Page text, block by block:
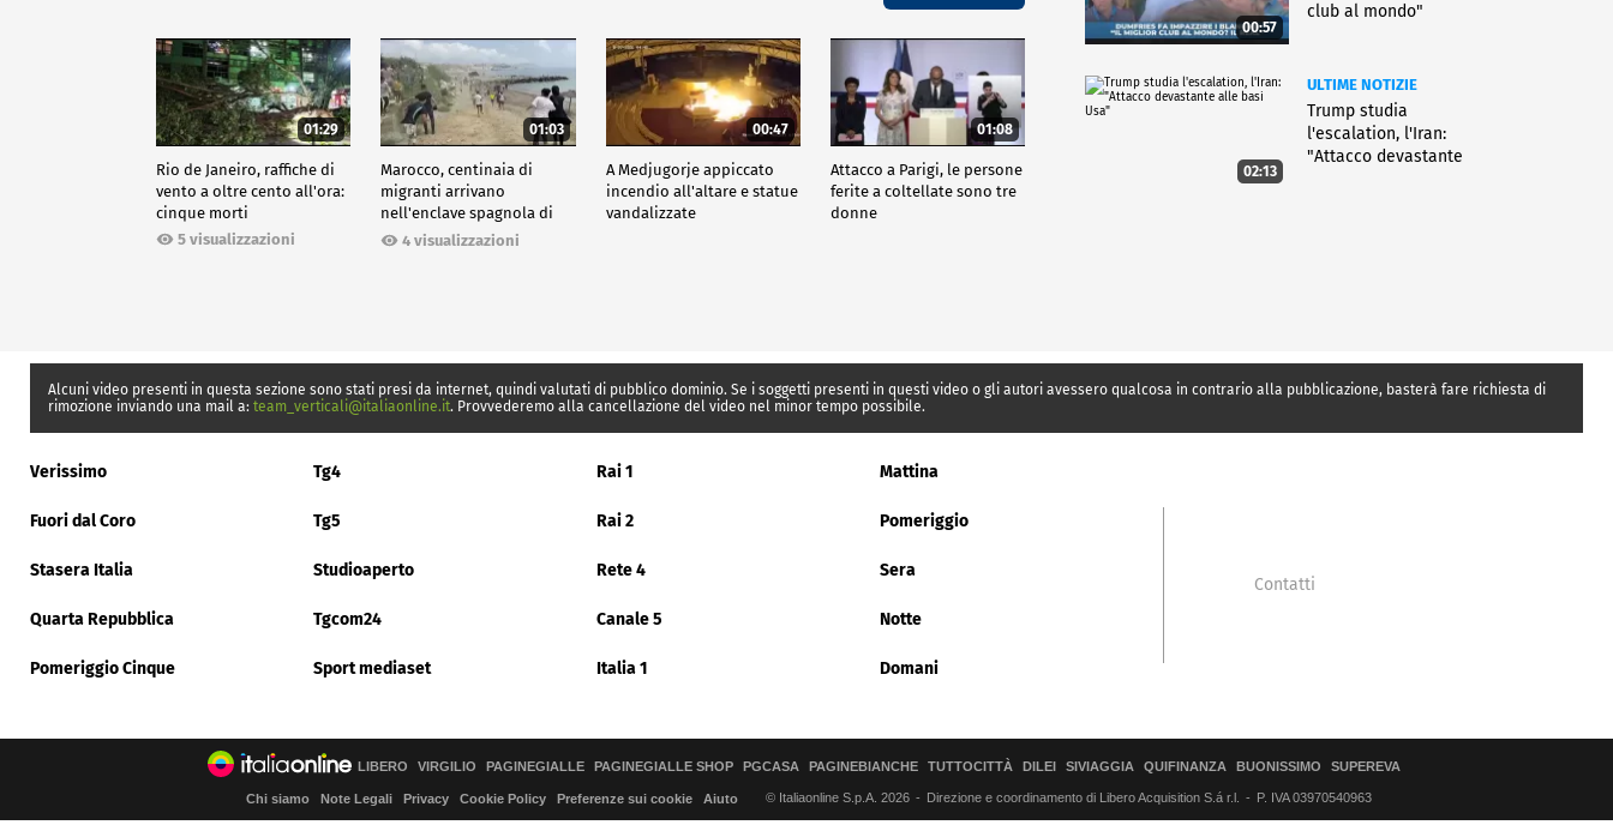
01:29
Rio de Janeiro, raffiche di
vento a oltre cento all'ora:
cinque morti
5 visualizzazioni
01:03
Marocco, centinaia di
migranti arrivano
nell'enclave spagnola di
Ceuta4 visualizzazioni
00:47
A Medjugorje appiccato
incendio all'altare e statue
vandalizzate
01:08
Attacco a Parigi, le persone
ferite a coltellate sono tre
donne
00:57
club al mondo"
02:13
ULTIME NOTIZIE
Trump studia
l'escalation, l'Iran:
"Attacco devastante
Alcuni video presenti in questa sezione sono stati presi da internet, quindi valutati di pubblico dominio. Se i soggetti presenti in questi video o gli autori avessero qualcosa in contrario alla pubblicazione, basterà fare richiesta di
rimozione inviando una mail a: team_verticali@italiaonline.it. Provvederemo alla cancellazione del video nel minor tempo possibile.
Verissimo Tg4 Rai 1 Mattina
Fuori dal Coro Tg5 Rai 2 Pomeriggio
Stasera Italia Studioaperto Rete 4 Sera
Quarta Repubblica Tgcom24 Canale 5 Notte
Pomeriggio Cinque Sport mediaset Italia 1 Domani
Contatti
LIBERO VIRGILIO PAGINEGIALLE PAGINEGIALLE SHOP PGCASA PAGINEBIANCHE TUTTOCITTÀ DILEI SIVIAGGIA QUIFINANZA BUONISSIMO SUPEREVA
Chi siamo Note Legali Privacy Cookie Policy Preferenze sui cookie Aiuto © Italiaonline S.p.A. 2026 Direzione e coordinamento di Libero Acquisition S.á r.l. P. IVA 03970540963